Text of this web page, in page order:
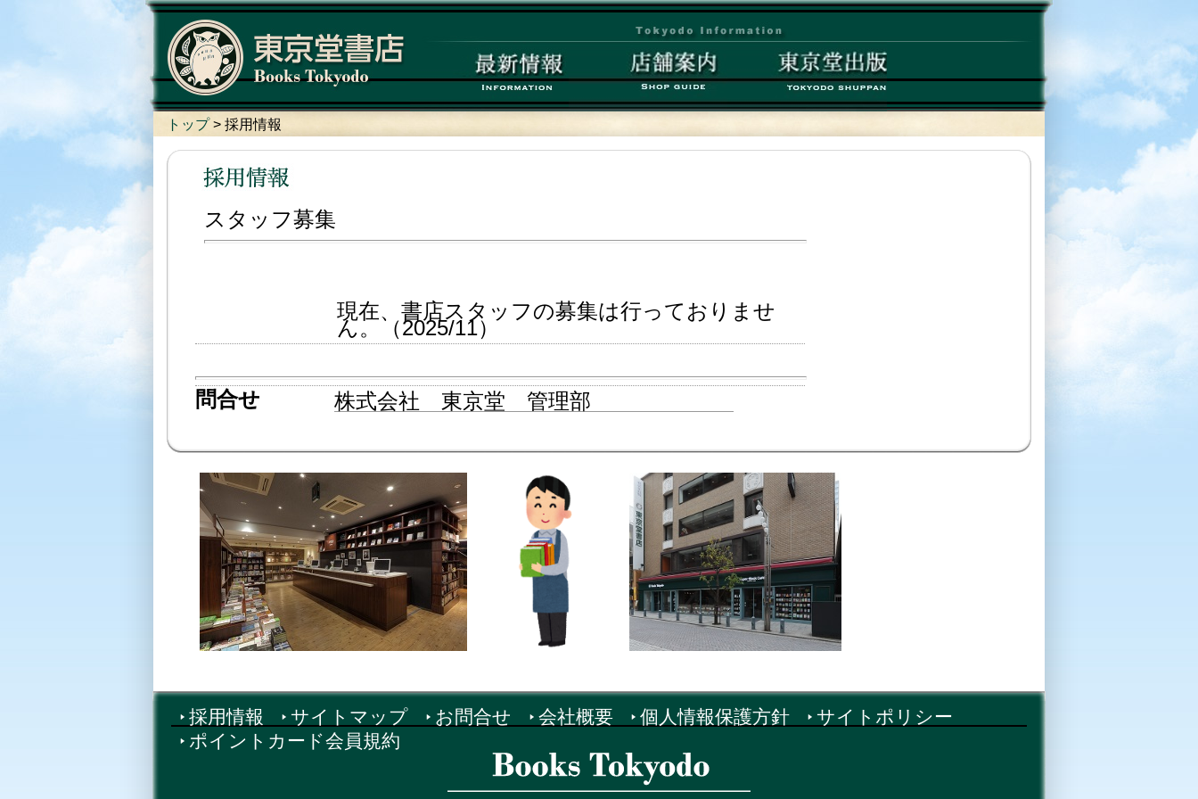
トップ> 採用情報
スタッフ募集
現在、書店スタッフの募集は行っておりませ
ん。（2025/11）
問合せ 株式会社 東京堂 管理部
採用情報 サイトマップ お問合せ 会社概要 個人情報保護方針
サイトポリシー
ポイントカード会員規約